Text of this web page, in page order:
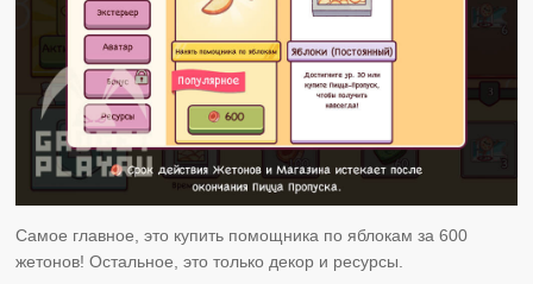
Самое главное, это купить помощника по яблокам за 600
жетонов! Остальное, это только декор и ресурсы.